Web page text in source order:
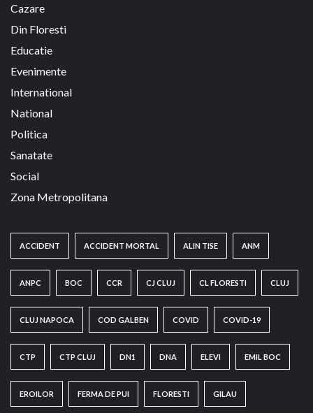
Cazare
Din Floresti
Educatie
Evenimente
International
National
Politica
Sanatate
Social
Zona Metropolitana
ACCIDENT ACCIDENT MORTAL ALIN TISE ANM
ANPC BOC CCR CJ CLUJ CL FLORESTI CLUJ
CLUJ NAPOCA COD GALBEN COVID COVID-19
CTP CTP CLUJ DN1 DNA ELEVI EMIL BOC
EROILOR FERMA DE PUI FLORESTI GILAU